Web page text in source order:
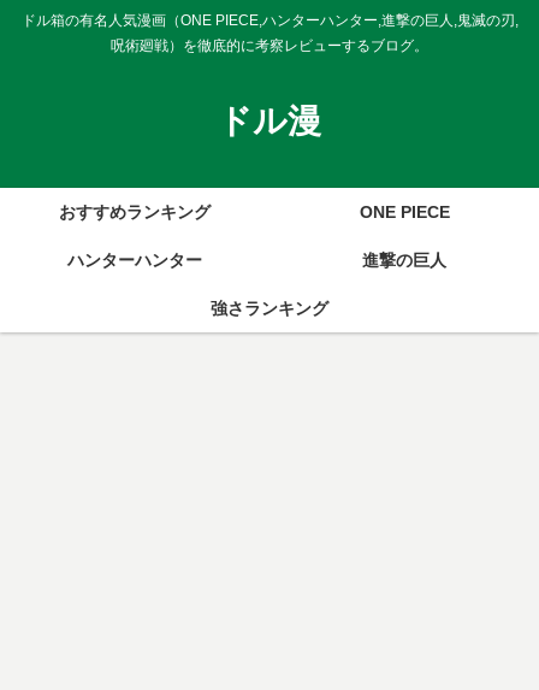
ドル箱の有名人気漫画（ONE PIECE,ハンターハンター,進撃の巨人,鬼滅の刃,
呪術廻戦）を徹底的に考察レビューするブログ。
ドル漫
おすすめランキング ONE PIECE
ハンターハンター 進撃の巨人
強さランキング